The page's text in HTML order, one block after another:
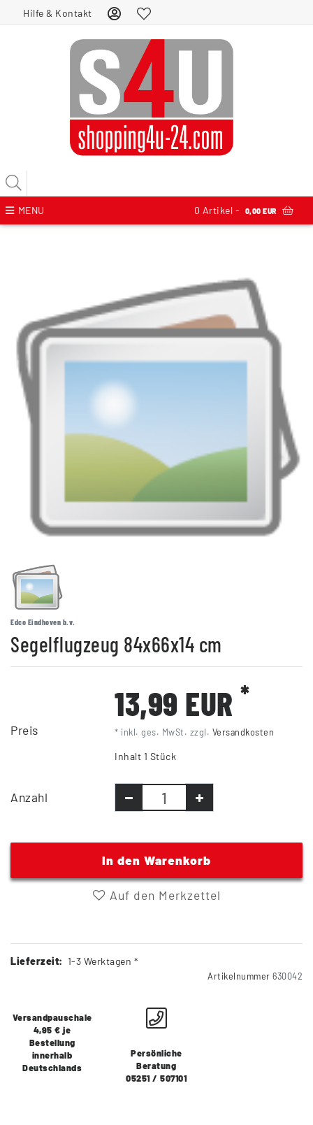
Hilfe & Kontakt
MENU 0 Artikel - 0,00 EUR
Edco Eindhoven b.v.
Segelflugzeug 84x66x14 cm
Preis
13,99 EUR*
* inkl. ges. MwSt. zzgl. Versandkosten
Inhalt 1 Stück
Anzahl
In den Warenkorb
Auf den Merkzettel
Lieferzeit: 1-3 Werktagen *
Artikelnummer 630042
Versandpauschale
4,95 € je
Bestellung
innerhalb
Deutschlands
Persönliche
Beratung
05251 / 507101